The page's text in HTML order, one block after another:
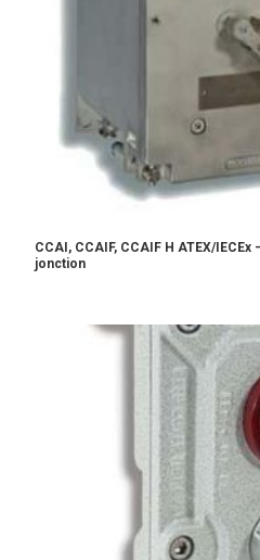
CCAI, CCAIF, CCAIF H ATEX/
jonction